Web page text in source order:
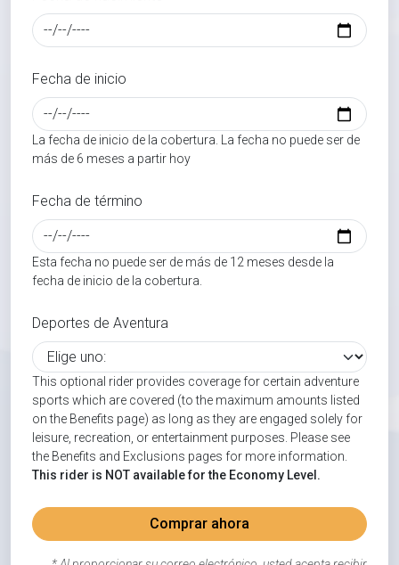
Fecha de inicio
La fecha de inicio de la cobertura. La fecha no puede ser de
más de 6 meses a partir hoy
Fecha de término
Esta fecha no puede ser de más de 12 meses desde la
fecha de inicio de la cobertura.
Deportes de Aventura
This optional rider provides coverage for certain adventure
sports which are covered (to the maximum amounts listed
on the Benefits page) as long as they are engaged solely for
leisure, recreation, or entertainment purposes. Please see
the Benefits and Exclusions pages for more information.
This rider is NOT available for the Economy Level.
Comprar ahora